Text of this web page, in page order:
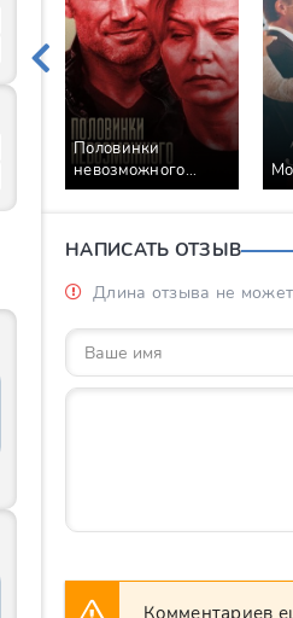
Половинки
невозможного
Сериал
НАПИСАТЬ ОТЗЫВ
Длина отзыва не